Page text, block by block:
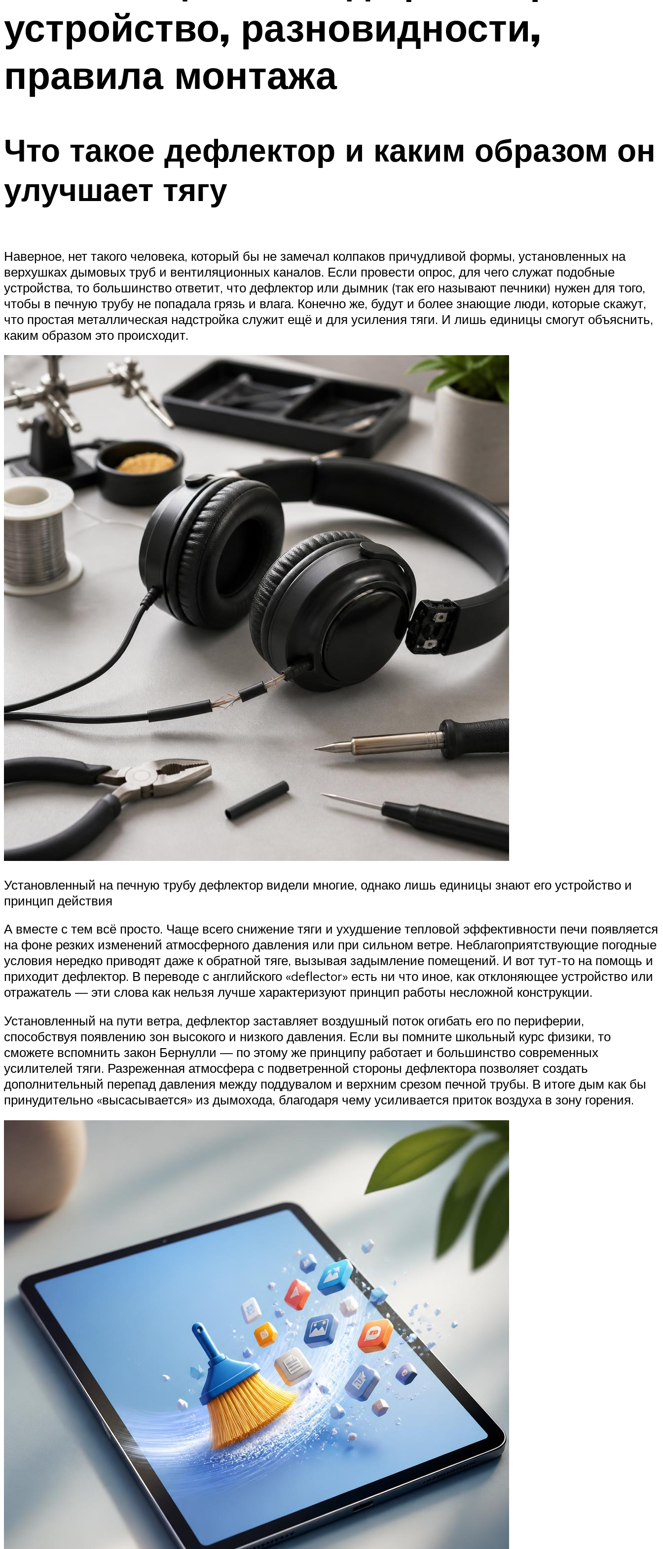
устройство, разновидности,
правила монтажа
Что такое дефлектор и каким образом он
улучшает тягу
Наверное, нет такого человека, который бы не замечал колпаков причудливой формы, установленных на
верхушках дымовых труб и вентиляционных каналов. Если провести опрос, для чего служат подобные
устройства, то большинство ответит, что дефлектор или дымник (так его называют печники) нужен для того,
чтобы в печную трубу не попадала грязь и влага. Конечно же, будут и более знающие люди, которые скажут,
что простая металлическая надстройка служит ещё и для усиления тяги. И лишь единицы смогут объяснить,
каким образом это происходит.
Установленный на печную трубу дефлектор видели многие, однако лишь единицы знают его устройство и
принцип действия
А вместе с тем всё просто. Чаще всего снижение тяги и ухудшение тепловой эффективности печи появляется
на фоне резких изменений атмосферного давления или при сильном ветре. Неблагоприятствующие погодные
условия нередко приводят даже к обратной тяге, вызывая задымление помещений. И вот тут-то на помощь и
приходит дефлектор. В переводе с английского «deflector» есть ни что иное, как отклоняющее устройство или
отражатель — эти слова как нельзя лучше характеризуют принцип работы несложной конструкции.
Установленный на пути ветра, дефлектор заставляет воздушный поток огибать его по периферии,
способствуя появлению зон высокого и низкого давления. Если вы помните школьный курс физики, то
сможете вспомнить закон Бернулли — по этому же принципу работает и большинство современных
усилителей тяги. Разреженная атмосфера с подветренной стороны дефлектора позволяет создать
дополнительный перепад давления между поддувалом и верхним срезом печной трубы. В итоге дым как бы
принудительно «высасывается» из дымохода, благодаря чему усиливается приток воздуха в зону горения.